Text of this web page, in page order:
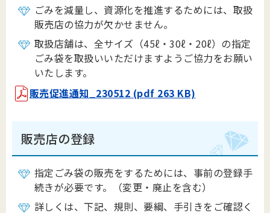
ごみを減量し、資源化を推進するためには、取扱
販売店の協力が欠かせません。
取扱店舗は、全サイズ（45ℓ・30ℓ・20ℓ）の指定
ごみ袋を取扱いいただけますようご協力をお願い
いたします。
販売促進通知_230512 (pdf 263 KB)
販売店の登録
指定ごみ袋の販売をするためには、事前の登録手
続きが必要です。（変更・廃止を含む）
詳しくは、下記、規則、要綱、手引きをご確認く